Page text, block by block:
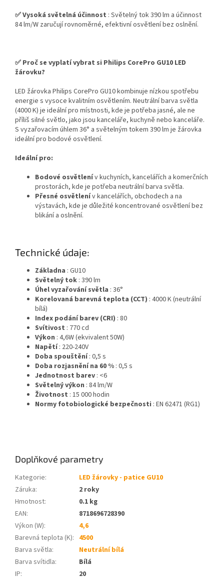
✅ Vysoká světelná účinnost : Světelný tok 390 lm a účinnost
84 lm/W zaručují rovnoměrné, efektivní osvětlení bez oslnění.
✅ Proč se vyplatí vybrat si Philips CorePro GU10 LED
žárovku?
LED žárovka Philips CorePro GU10 kombinuje nízkou spotřebu
energie s vysoce kvalitním osvětlením. Neutrální barva světla
(4000 K) je ideální pro místnosti, kde je potřeba jasné, ale ne
příliš silné světlo, jako jsou kanceláře, kuchyně nebo kanceláře.
S vyzařovacím úhlem 36° a světelným tokem 390 lm je žárovka
ideální pro bodové osvětlení.
Ideální pro:
Bodové osvětlenív kuchyních, kancelářích a komerčních
prostorách, kde je potřeba neutrální barva světla.
Přesné osvětlenív kancelářích, obchodech a na
výstavách, kde je důležité koncentrované osvětlení bez
blikání a oslnění.
Technické údaje:
Základna : GU10
Světelný tok : 390 lm
Úhel vyzařování světla : 36°
Korelovaná barevná teplota (CCT) : 4000 K (neutrální
bílá)
Index podání barev (CRI) : 80
Svítivost : 770 cd
Výkon : 4,6W (ekvivalent 50W)
Napětí: 220-240V
Doba spouštění: 0,5 s
Doba rozjasnění na 60 % : 0,5 s
Jednotnost barev : <6
Světelný výkon : 84 lm/W
Životnost : 15 000 hodin
Normy fotobiologické bezpečnosti : EN 62471 (RG1)
Doplňkové parametry
Kategorie:
LED žárovky - patice GU10
Záruka:
2 roky
Hmotnost:
0.1 kg
EAN:
8718696728390
Výkon (W):
4,6
Barevná teplota (K): 4500
Barva světla:
Neutrální bílá
Barva svítidla:
Bílá
IP:
20